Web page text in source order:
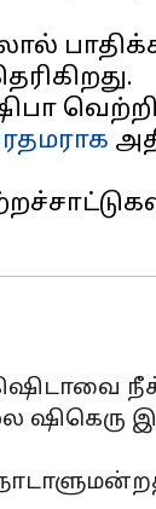
ஷிகெரு